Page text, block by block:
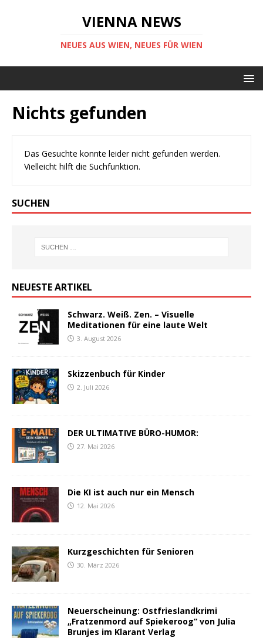
VIENNA NEWS
NEUES AUS WIEN, NEUES FÜR WIEN
Nichts gefunden
Das Gesuchte konnte leider nicht gefunden werden.
Vielleicht hilft die Suchfunktion.
SUCHEN
NEUESTE ARTIKEL
Schwarz. Weiß. Zen. – Visuelle
Meditationen für eine laute Welt
3. August 2026
Skizzenbuch für Kinder
2. Juli 2026
DER ULTIMATIVE BÜRO-HUMOR:
27. Mai 2026
Die KI ist auch nur ein Mensch
12. Mai 2026
Kurzgeschichten für Senioren
30. März 2026
Neuerscheinung: Ostfrieslandkrimi
„Fratzenmord auf Spiekeroog“ von Julia
Brunjes im Klarant Verlag